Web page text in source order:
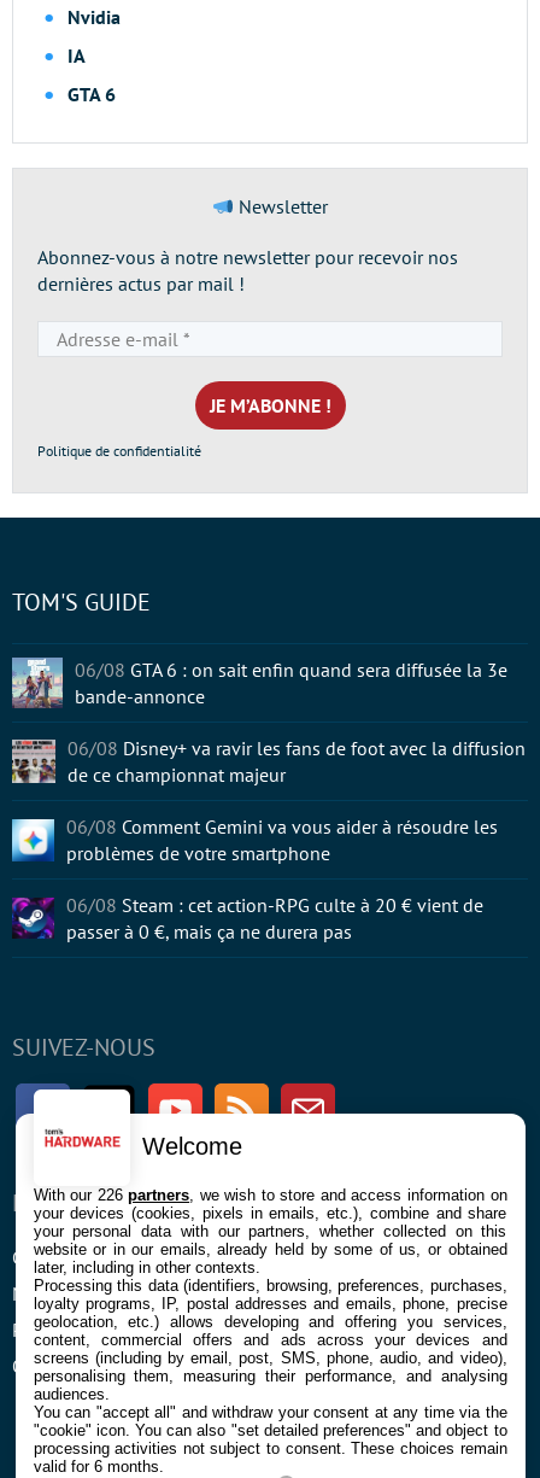
Nvidia
IA
GTA 6
Newsletter
Abonnez-vous à notre newsletter pour recevoir nos
dernières actus par mail !
e-
mail
*
Politique de confidentialité
SUIVEZ-NOUS
FacebookTwitter Youtube RSS Newsletter
ENTREPRISE
Confidentialité et Cookies
Mentions légales et CGU
Préférences Cookies
Qui sommes nous
À PROPOS
Contact
TOM'S GUIDE
06/08 GTA 6 : on sait enfin quand sera diffusée la 3e
bande-annonce
06/08 Disney+ va ravir les fans de foot avec la diffusion
de ce championnat majeur
06/08 Comment Gemini va vous aider à résoudre les
problèmes de votre smartphone
06/08 Steam : cet action-RPG culte à 20 € vient de
passer à 0 €, mais ça ne durera pas
Welcome
With our 226partners , we wish to store and access information on
your devices (cookies, pixels in emails, etc.), combine and share
your personal data with our partners, whether collected on this
website or in our emails, already held by some of us, or obtained
later, including in other contexts.
Processing this data (identifiers, browsing, preferences, purchases,
loyalty programs, IP, postal addresses and emails, phone, precise
geolocation, etc.) allows developing and offering you services,
content, commercial offers and ads across your devices and
screens (including by email, post, SMS, phone, audio, and video),
personalising them, measuring their performance, and analysing
audiences.
You can "accept all" and withdraw your consent at any time via the
"cookie" icon. You can also "set detailed preferences" and object to
processing activities not subject to consent. These choices remain
valid for 6 months.